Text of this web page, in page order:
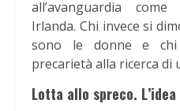
all’avanguardia
Irlanda. Chi invece si
sono le donne e
precarietà alla ricerca di
Lotta allo spreco.